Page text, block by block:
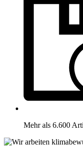
Mehr als 6.600